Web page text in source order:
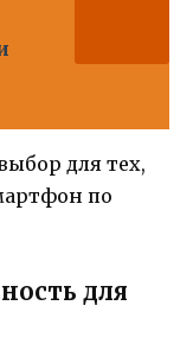
для тех,
по
для